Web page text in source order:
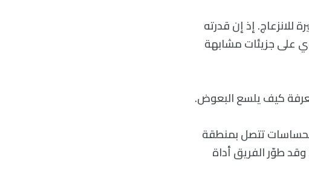
للانزعاج. إذ إن قدرته
على جزيئات مشابهة
كيف يلسع البعوض.
تتصل بمنطقة
طوّر الفريق أداة